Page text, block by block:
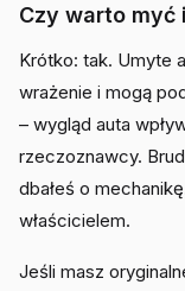
Czy warto myć
Krótko: tak. Umyte
wrażenie i mogą
– wygląd auta
rzeczoznawcy.
dbałeś o
właścicielem.
Jeśli masz